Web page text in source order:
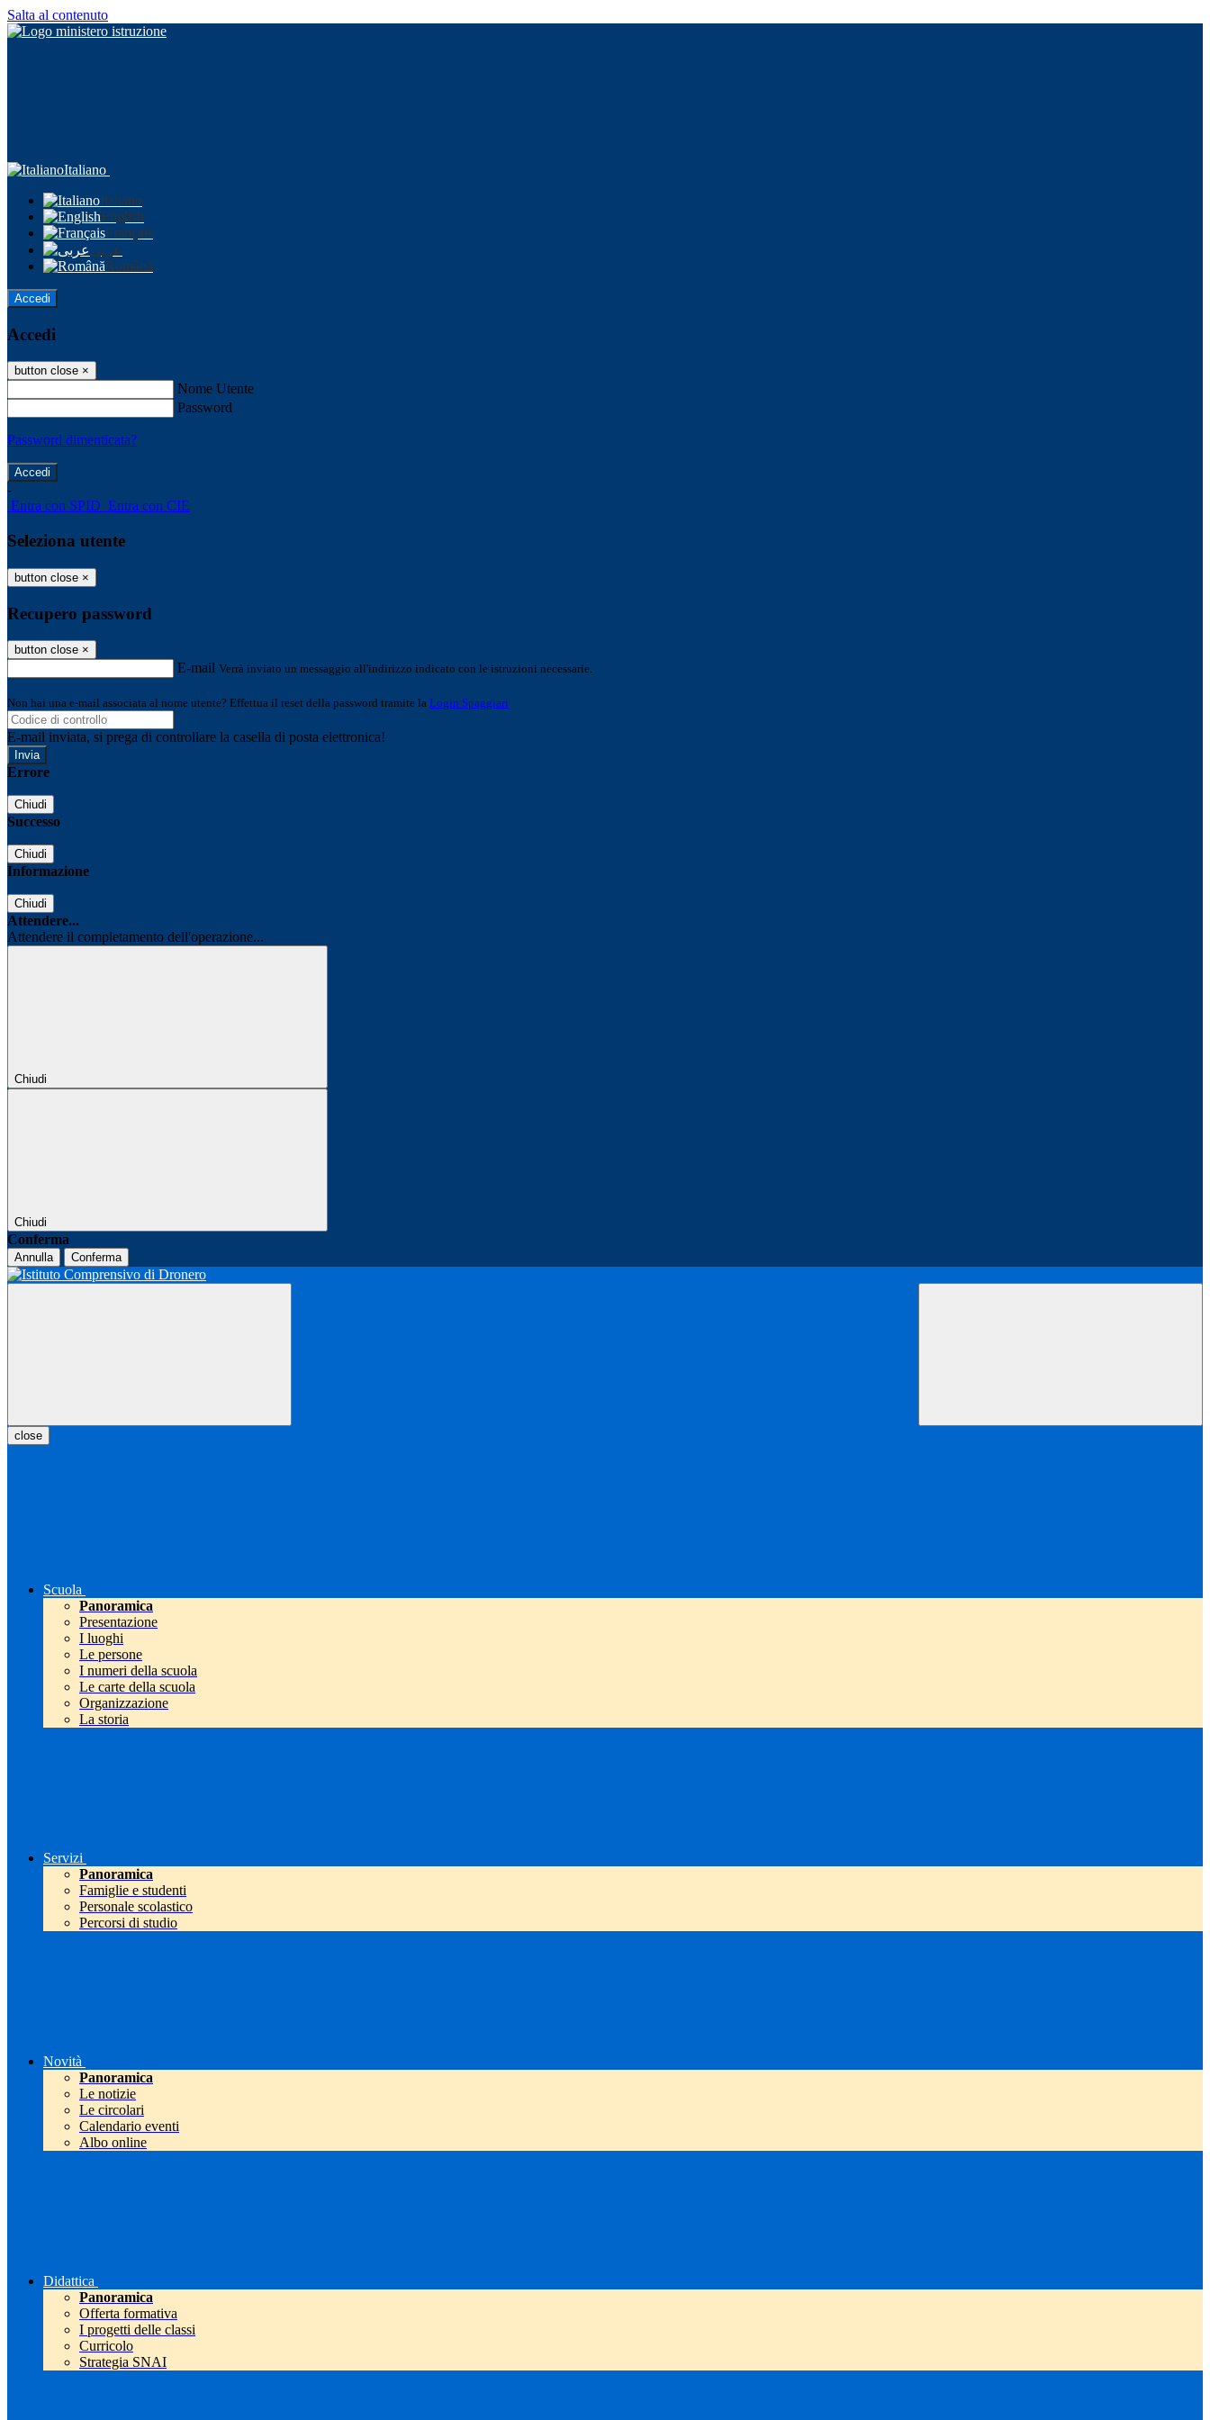
Salta al contenuto
Italiano
Italiano
English
Français
عربى
Română
Accedi
Accedi
button close ×
Nome Utente
Password
Password dimenticata?
-
Entra con SPID Entra con CIE
Seleziona utente
button close ×
Recupero password
button close ×
E-mail Verrà inviato un messaggio all'indirizzo indicato con le istruzioni necessarie.
Non hai una e-mail associata al nome utente? Effettua il reset della password tramite la Login Spaggiari
E-mail inviata, si prega di controllare la casella di posta elettronica!
Errore
Chiudi
Successo
Chiudi
Informazione
Chiudi
Attendere...
Attendere il completamento dell'operazione...
Chiudi
Chiudi
Conferma
Annulla Conferma
close
Scuola
Panoramica
Presentazione
I luoghi
Le persone
I numeri della scuola
Le carte della scuola
Organizzazione
La storia
Servizi
Panoramica
Famiglie e studenti
Personale scolastico
Percorsi di studio
Novità
Panoramica
Le notizie
Le circolari
Calendario eventi
Albo online
Didattica
Panoramica
Offerta formativa
I progetti delle classi
Curricolo
Strategia SNAI